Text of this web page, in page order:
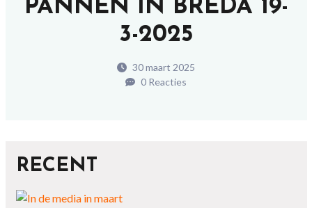
PANNEN IN BREDA 19-
3-2025
30 maart 2025
0 Reacties
RECENT